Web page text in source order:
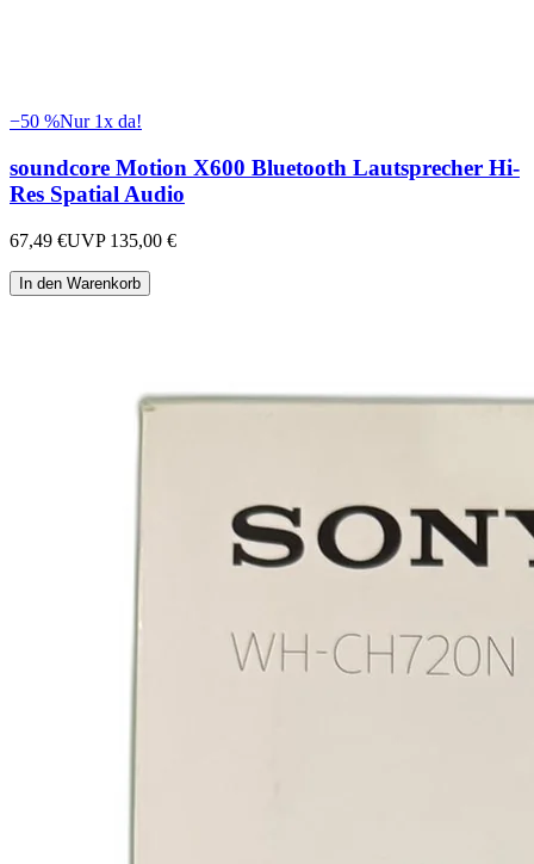
−50 %Nur 1x da!
soundcore Motion X600 Bluetooth Lautsprecher Hi-
Res Spatial Audio
67,49 €UVP 135,00 €
In den Warenkorb